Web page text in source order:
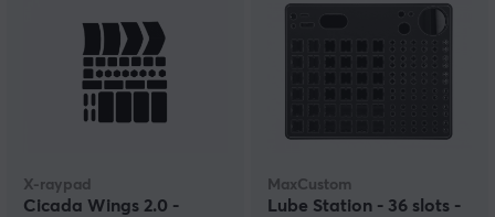
X-raypad
Cicada Wings 2.0 -
MaxCustom
Lube Station - 36 slots -